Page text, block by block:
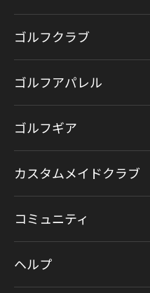
ゴルフクラブ
ゴルフアパレル
ゴルフギア
カスタムメイドクラブ
コミュニティ
ヘルプ